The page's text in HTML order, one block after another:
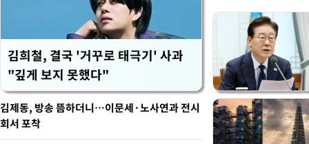
김희철, 결국 '거꾸로 태극기' 사과
"깊게 보지 못했다"
김제동, 방송 뜸하더니…이문세·노사연과 전시
회서 포착